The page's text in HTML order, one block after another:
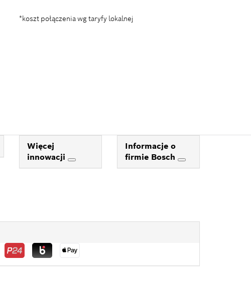
*koszt połączenia wg taryfy lokalnej
Więcej
innowacji
Informacje o
firmie Bosch